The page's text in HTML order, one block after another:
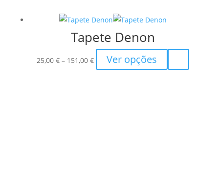
the
through
478,00 €
The
may
Tapete Denon
25,00 € – 151,00 €Price
range:
Ver opções
product